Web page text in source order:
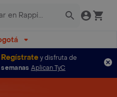
Regístratey disfruta de
Aplican TyC